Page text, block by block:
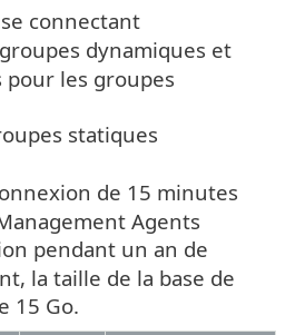
connectant
dynamiques et
pour les groupes
statiques
de 15 minutes
Agents
pendant un an de
la taille de la base de
15 Go.